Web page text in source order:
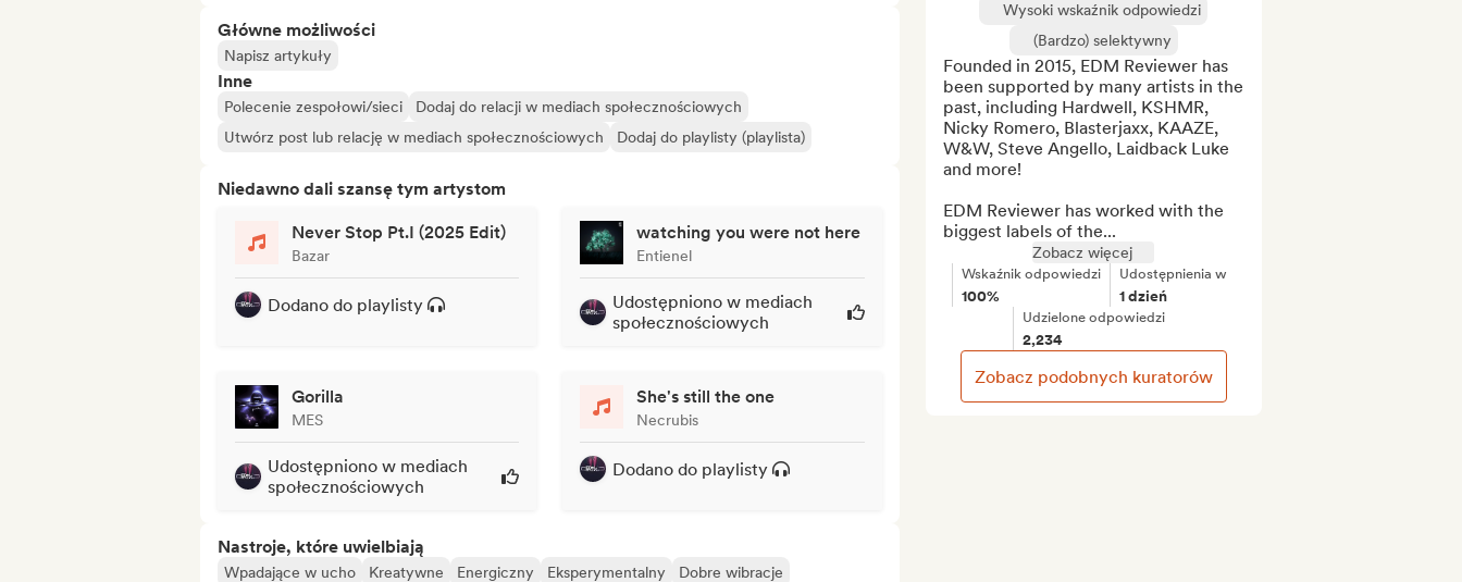
Główne możliwości
Napisz artykuły
Inne
Polecenie zespołowi/sieci
Dodaj do relacji w mediach społecznościowych
Utwórz post lub relację w mediach społecznościowych
Dodaj do playlisty (playlista)
Niedawno dali szansę tym artystom
Never Stop Pt.I (2025 Edit)
Bazar
Dodano do playlisty
watching you were not here
Entienel
Udostępniono w mediach
społecznościowych
Gorilla
MES
Udostępniono w mediach
społecznościowych
She's still the one
Necrubis
Dodano do playlisty
Nastroje, które uwielbiają
Wpadające w ucho Kreatywne Energiczny Eksperymentalny
Dobre wibracje
Wysoki wskaźnik odpowiedzi
(Bardzo) selektywny
Founded in 2015, EDM Reviewer has
been supported by many artists in the
past, including Hardwell, KSHMR,
Nicky Romero, Blasterjaxx, KAAZE,
W&W, Steve Angello, Laidback Luke
and more!
EDM Reviewer has worked with the
biggest labels of the...
Zobacz więcej
Wskaźnik odpowiedzi
100%
Udostępnienia w
1 dzień
Udzielone odpowiedzi
2,234
Zobacz podobnych kuratorów